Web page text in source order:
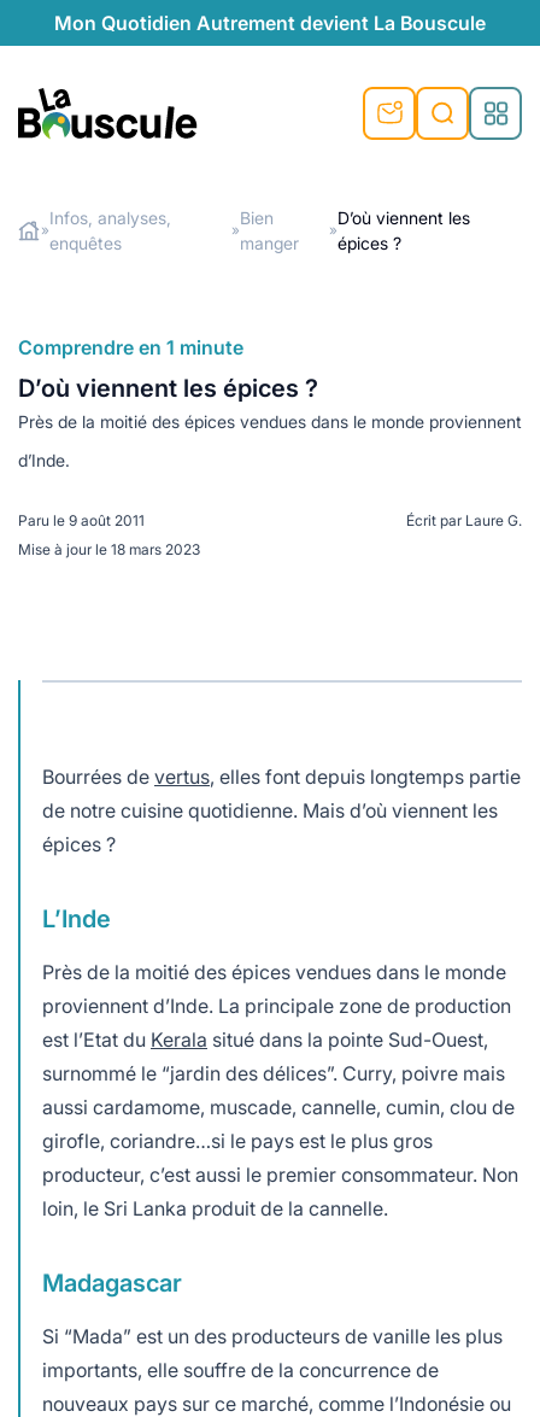
Mon Quotidien Autrement devient La Bouscule
au naturel
végétariennes
locales
beauté naturelle
naturel
témoignages
saison
Rechercher
»
Infos, analyses,
enquêtes
»
Bien
manger
»
D’où viennent les
épices ?
Comprendre en 1 minute
D’où viennent les épices ?
Près de la moitié des épices vendues dans le monde proviennent
d’Inde.
Paru le 9 août 2011
Mise à jour le 18 mars 2023
Écrit par Laure G.
Bourrées de vertus, elles font depuis longtemps partie
de notre cuisine quotidienne. Mais d’où viennent les
épices ?
L’Inde
Près de la moitié des épices vendues dans le monde
proviennent d’Inde. La principale zone de production
est l’Etat du Kerala situé dans la pointe Sud-Ouest,
surnommé le “jardin des délices”. Curry, poivre mais
aussi cardamome, muscade, cannelle, cumin, clou de
girofle, coriandre…si le pays est le plus gros
producteur, c’est aussi le premier consommateur. Non
loin, le Sri Lanka produit de la cannelle.
Madagascar
Si “Mada” est un des producteurs de vanille les plus
importants, elle souffre de la concurrence de
nouveaux pays sur ce marché, comme l’Indonésie ou